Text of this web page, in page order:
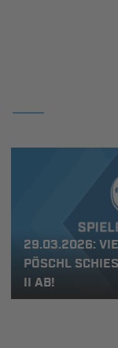
29.03.2026:
PÖSCHL
I AB!